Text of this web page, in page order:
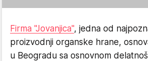
Firma "Jovanjica", jedna od
proizvodnji organske hrane,
u Beogradu sa osnovnom